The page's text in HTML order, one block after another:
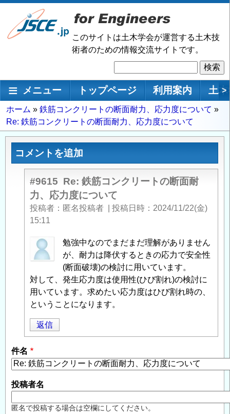
メ
ン
移
動
このサイトは土木学会が運営する土木技
術者のための情報交流サイトです。
索
メインナビゲーション
メニュー トップページ 利用案内 土 >
パ
ン
く
ホーム
鉄筋コンクリートの断面耐力、応力度について
Re: 鉄筋コンクリートの断面耐力、応力度について
コメントを追加
#9615 Re: 鉄筋コンクリートの断面耐
力、応力度について
投稿者 匿名投稿者 投稿日時
2024/11/22(金)
15:11
匿
名
稿
者
に
よ
る
鉄
筋
コ
ン
ク
勉強中なのでまだまだ理解がありません
が、耐力は降伏するときの応力で安全性
(断面破壊)の検討に用いています。
対して、発生応力度は使用性(ひび割れ)の検討に
用いています。求めたい応力度はひび割れ時の、
ということになります。
返信
件名
投稿者名
匿名で投稿する場合は空欄にしてください。